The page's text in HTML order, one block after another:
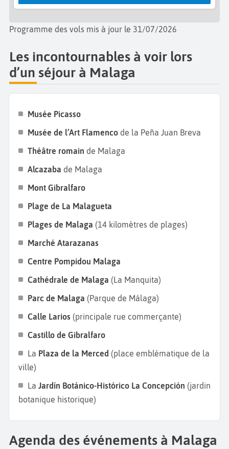
Programme des vols mis à jour le 31/07/2026
Les incontournables à voir lors
d’un séjour à Malaga
Musée Picasso
Musée de l’Art Flamenco de la Peña Juan Breva
Théâtre romain de Malaga
Alcazaba de Malaga
Mont Gibralfaro
Plage de La Malagueta
Plages de Malaga (14 kilomètres de plages)
Marché Atarazanas
Centre Pompidou Malaga
Cathédrale de Malaga (La Manquita)
Parc de Malaga (Parque de Málaga)
Calle Larios (principale rue commerçante)
Castillo de Gibralfaro
La Plaza de la Merced (place emblématique de la
ville)
La Jardín Botánico-Histórico La Concepción (jardin
botanique historique)
Agenda des événements à Malaga